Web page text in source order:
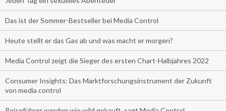
Das ist der Sommer-Bestseller bei Media Control
Heute stellt er das Gas ab und was macht er morgen?
Media Control zeigt die Sieger des ersten Chart-Halbjahres 2022
Consumer Insights: Das Marktforschungsinstrument der Zukunft
von media control